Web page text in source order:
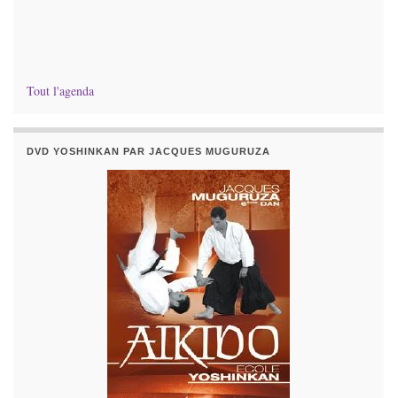
Tout l'agenda
DVD YOSHINKAN PAR JACQUES MUGURUZA